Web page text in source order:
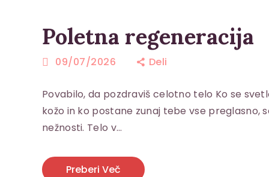
Poletna regeneracija
09/07/2026 Deli
Povabilo, da pozdraviš celotno telo Ko se
kožo in ko postane zunaj tebe vse preglasno,
nežnosti. Telo v…
Preberi Več